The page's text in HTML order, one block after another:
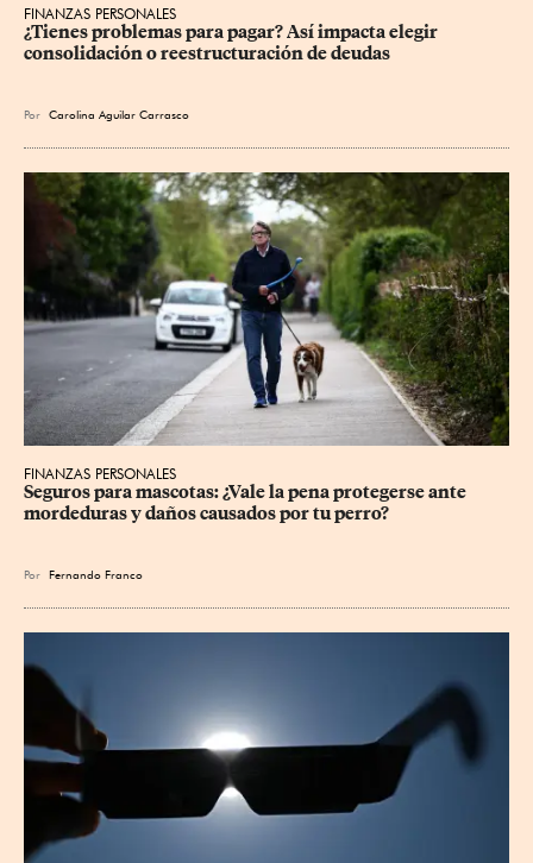
FINANZAS PERSONALES
¿Tienes problemas para pagar? Así impacta elegir
consolidación o reestructuración de deudas
Por Carolina Aguilar Carrasco
FINANZAS PERSONALES
Seguros para mascotas: ¿Vale la pena protegerse ante
mordeduras y daños causados por tu perro?
Por Fernando Franco